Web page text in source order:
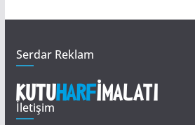
Serdar Reklam
İletişim